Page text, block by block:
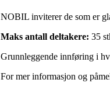
NOBIL inviterer de som er
Maks antall deltakere: 35
Grunnleggende innføring i
For mer informasjon og